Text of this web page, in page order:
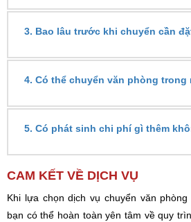
3. Bao lâu trước khi chuyển cần
4. Có thể chuyển văn phòng trong
5. Có phát sinh chi phí gì thêm
CAM KẾT VỀ DỊCH VỤ
Khi lựa chọn dịch vụ chuyển văn phòng
bạn có thể hoàn toàn yên tâm về quy